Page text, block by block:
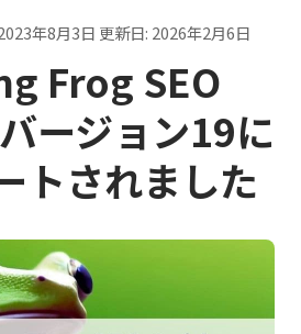
年8月3日 更新日: 2026年2月6日
Frog SEO
ージョン19に
トされました